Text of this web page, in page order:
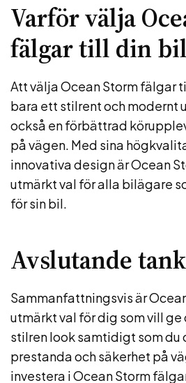
Varför välja
fälgar till din
Att välja Ocean Storm fälgar
bara ett stilrent och modernt
också en förbättrad
på vägen. Med sina
innovativa design är Ocean
utmärkt val för alla bilägare
för sin bil.
Avslutande
Sammanfattningsvis är
utmärkt val för dig som vill ge
stilren look samtidigt som du
prestanda och säkerhet på
investera i Ocean Storm